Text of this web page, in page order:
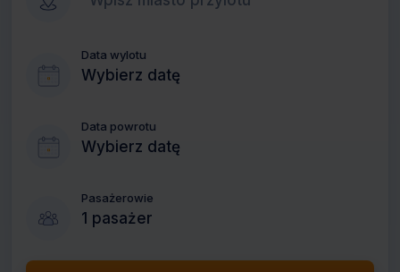
Data wylotu
Wybierz datę
Data powrotu
Wybierz datę
Pasażerowie
1 pasażer